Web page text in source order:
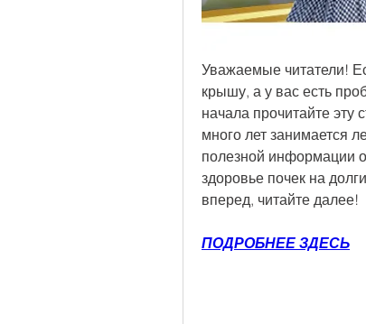
Уважаемые читатели!
крышу, а у вас есть
начала прочитайте
много лет занимается
полезной информации
здоровье почек на
вперед, читайте далее!
ПОДРОБНЕЕ ЗДЕСЬ